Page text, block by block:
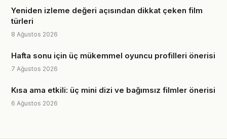
Yeniden izleme değeri açısından dikkat çeken film
türleri
8 Ağustos 2026
Hafta sonu için üç mükemmel oyuncu profilleri önerisi
7 Ağustos 2026
Kısa ama etkili: üç mini dizi ve bağımsız filmler önerisi
6 Ağustos 2026